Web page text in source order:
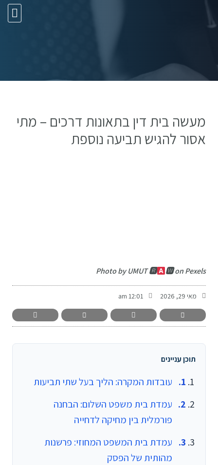
מעשה בית דין בתאונות דרכים – מתי
אסור להגיש תביעה נוספת
Photo by UMUT 🆁 🆆 on Pexels
מאי 29, 2026 12:01 am
תוכן עניינים
עובדות המקרה: הליך בעל שתי תביעות
עמדת בית משפט השלום: הבחנה
פורמלית בין מחיקה לדחייה
עמדת בית המשפט המחוזי: פרשנות
מהותית של הפסק